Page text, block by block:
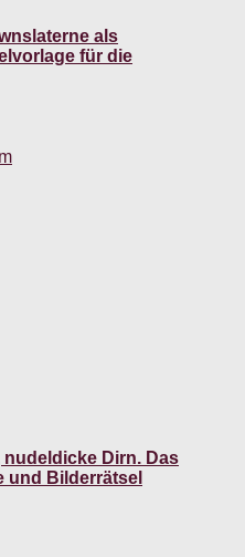
als
für die
Dirn. Das
und Bilderrätsel